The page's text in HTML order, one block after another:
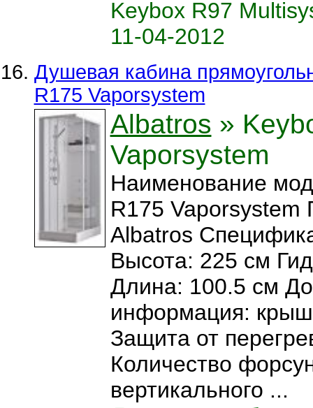
Keybox R97
11-04-2012
Душевая кабина
R175 Vaporsystem
Albatros »
Vaporsystem
Наименование
R175 Vaporsystem
Albatros
Высота: 225 см
Длина: 100.5 см
информация:
Защита от
Количество
вертикального ...